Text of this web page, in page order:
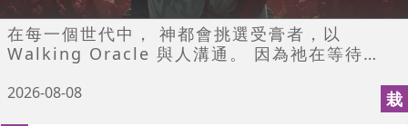
在每一個世代中， 神都會挑選受膏者，以
Walking Oracle 與人溝通。 因為祂在等待我
2026-08-08
栽